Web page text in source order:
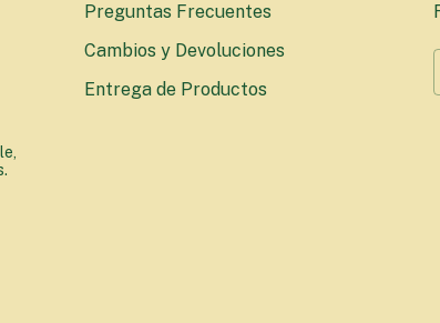
Preguntas Frecuentes
Cambios y Devoluciones
Entrega de Productos